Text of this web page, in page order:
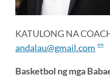
KATULONG NA
andalau@gmail.com
Basketbol ng mga